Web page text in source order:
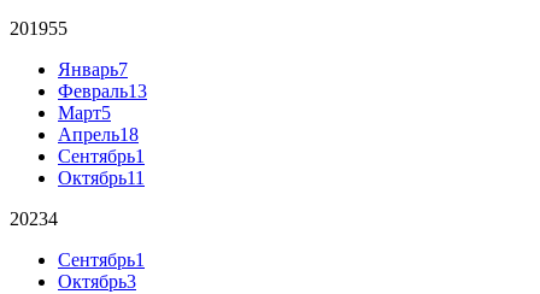
201955
Январь7
Февраль13
Март5
Апрель18
Сентябрь1
Октябрь11
20234
Сентябрь1
Октябрь3